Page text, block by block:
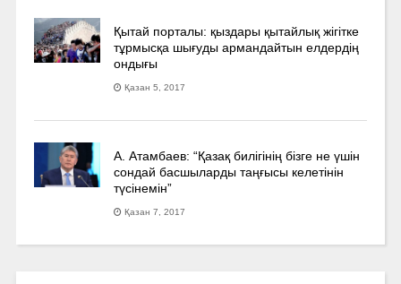
Қытай порталы: қыздары қытайлық жігітке
тұрмысқа шығуды армандайтын елдердің
ондығы
Қазан 5, 2017
А. Атамбаев: “Қазақ билігінің бізге не үшін
сондай басшыларды таңғысы келетінін
түсінемін”
Қазан 7, 2017